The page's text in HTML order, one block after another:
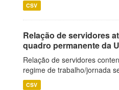
CSV
Relação de servidores
quadro permanente da
Relação de servidores
regime de trabalho/jornada
CSV